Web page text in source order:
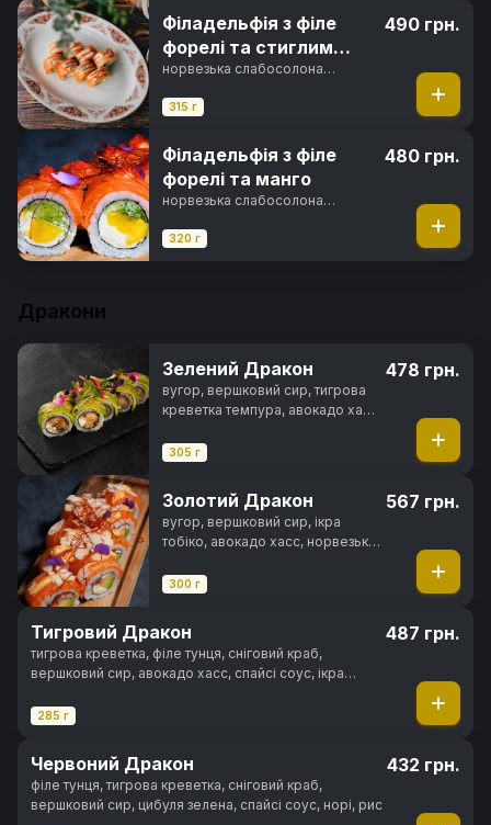
Філадельфія з філе
форелі та стиглим
авокадо
норвезька слабосолона
авокадо хасс, горіховий соус,
315 г
490 грн.
Філадельфія з філе
форелі та манго
норвезька слабосолона
огірок, манго, ікра тобіко,
320 г
480 грн.
Дракони
Зелений Дракон
вугор, вершковий сир, тигрова
креветка темпура, авокадо хасс,
305 г
478 грн.
Золотий Дракон
вугор, вершковий сир, ікра
тобіко, авокадо хасс, норвезька
японський
300 г
567 грн.
Тигровий Дракон
тигрова креветка, філе тунця, сніговий краб,
вершковий сир, авокадо хасс, спайсі соус, ікра
285 г
487 грн.
Червоний Дракон
філе тунця, тигрова креветка, сніговий краб,
вершковий сир, цибуля зелена, спайсі соус, норі, рис
432 грн.